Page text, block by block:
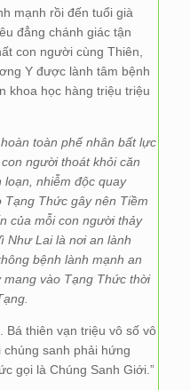
mạnh rồi đến tuổi già
đẳng chánh giác tận
con người cùng Thiên,
Y được lành tâm bệnh
khoa học hàng triệu triệu
toàn phế nhân bất lực
người thoát khỏi căn
nhiễm độc quay
Tạng Thức gây nên Tiềm
của mỗi con người thảy
Như Lai là nơi an lành
bệnh lành mạnh an
vào Tạng Thức thời
Bá thiên vạn triệu vô số vô
sanh phải hứng
gọi là Chúng Sanh Giới.”